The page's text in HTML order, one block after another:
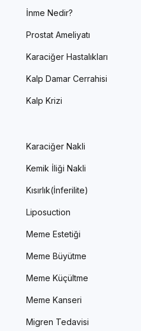
İnme Nedir?
Prostat Ameliyatı
Karaciğer Hastalıkları
Kalp Damar Cerrahisi
Kalp Krizi
Karaciğer Nakli
Kemik İliği Nakli
Kısırlık(İnferilite)
Liposuction
Meme Estetiği
Meme Büyütme
Meme Küçültme
Meme Kanseri
Migren Tedavisi